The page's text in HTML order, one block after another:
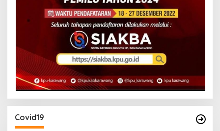
Covid19